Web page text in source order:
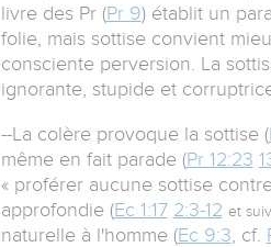
livre des Pr (Pr 9) établit un
folie, mais sottise convient
consciente perversion. La
ignorante, stupide et
--La colère provoque la sottise (
même en fait parade (Pr 12:23
« proférer aucune sottise
approfondie (Ec 1:17 2:3-12 et
naturelle à l'homme (Ec 9:3 , cf.